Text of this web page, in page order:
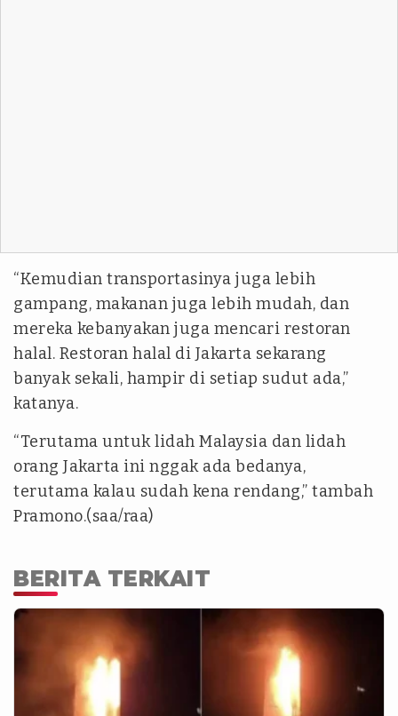
“Kemudian transportasinya juga lebih
gampang, makanan juga lebih mudah, dan
mereka kebanyakan juga mencari restoran
halal. Restoran halal di Jakarta sekarang
banyak sekali, hampir di setiap sudut ada,”
katanya.
“Terutama untuk lidah Malaysia dan lidah
orang Jakarta ini nggak ada bedanya,
terutama kalau sudah kena rendang,” tambah
Pramono.(saa/raa)
BERITA TERKAIT